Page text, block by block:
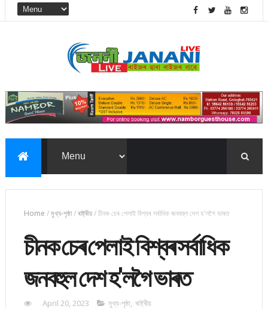
Home /মুখ্য-পৃষ্ঠা/ৰাষ্ট্ৰীয়/চীনক চেৰ পেলাই বিশ্বৰ সৰ্বাধিক জনবহুল দেশ হ'লগৈ ভাৰত
চীনক চেৰ পেলাই বিশ্বৰ সৰ্বাধিক
জনবহুল দেশ হ'লগৈ ভাৰত
April 20, 2023 মুখ্য-পৃষ্ঠা ৰাষ্ট্ৰীয়